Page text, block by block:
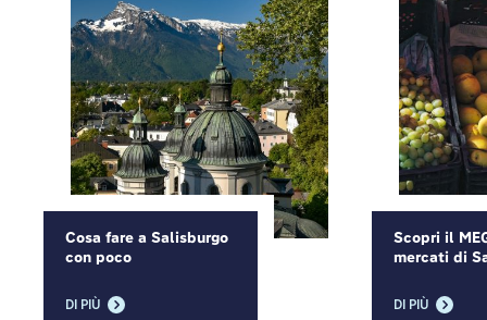
Cosa fare a Salisburgo
con poco
DI PIÙ
Scopri il
mercati di
DI PIÙ